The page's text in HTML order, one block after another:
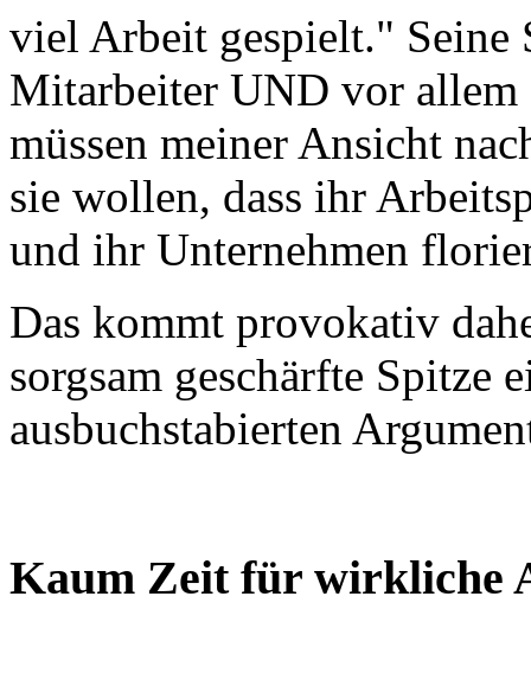
viel Arbeit gespielt." Seine
Mitarbeiter UND vor allem
müssen meiner Ansicht
sie wollen, dass ihr
und ihr Unternehmen
Das kommt provokativ
sorgsam geschärfte Spitze
ausbuchstabierten
Kaum Zeit für wirkliche